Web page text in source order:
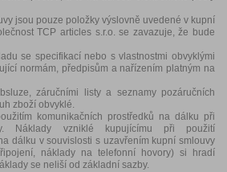
jsou pouze položky výslovně uvedené v kupní
TCP articles s.r.o. se zavazuje, že bude
se specifikací nebo s vlastnostmi obvyklými
normám, předpisům a nařízením platným na
záručními listy a seznamy pozáručních
zboží obvyklé.
komunikačních prostředků na dálku při
Náklady vzniklé kupujícímu při použití
dálku v souvislosti s uzavřením kupní smlouvy
náklady na telefonní hovory) si hradí
se neliší od základní sazby.